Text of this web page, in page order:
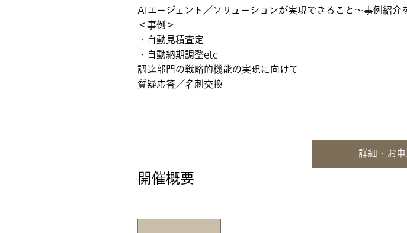
AIエージェント／ソリューションが実現できること〜事例紹介
＜事例＞
・自動見積査定
・自動納期調整etc
調達部門の戦略的機能の実現に向けて
質疑応答／名刺交換
詳細・お
開催概要